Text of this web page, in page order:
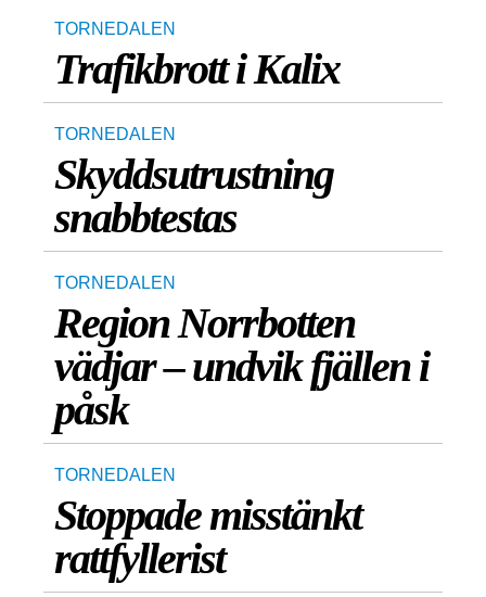
TORNEDALEN
Trafikbrott i Kalix
TORNEDALEN
Skyddsutrustning
snabbtestas
TORNEDALEN
Region Norrbotten
vädjar – undvik fjällen i
påsk
TORNEDALEN
Stoppade misstänkt
rattfyllerist